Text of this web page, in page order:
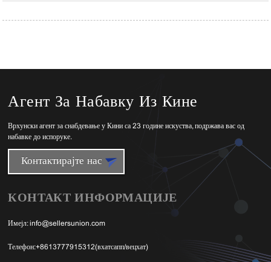
Агент За Набавку Из Кине
Врхунски агент за снабдевање у Кини са 23 године искуства, подржава вас од
набавке до испоруке.
Контактирајте нас
КОНТАКТ ИНФОРМАЦИЈЕ
Имејл: info@sellersunion.com
Телефон:+8613777915312(вхатсапп/вецхат)